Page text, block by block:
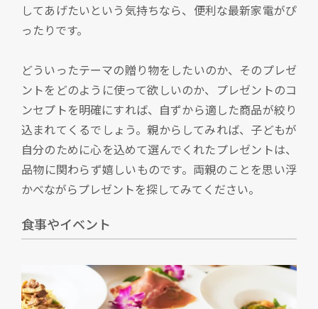
してあげたいという気持ちなら、便利な最新家電がぴ
ったりです。
どういったテーマの贈り物をしたいのか、そのプレゼ
ントをどのように使って欲しいのか、プレゼントのコ
ンセプトを明確にすれば、自ずから適した商品が絞り
込まれてくるでしょう。親からしてみれば、子どもが
自分のために心を込めて選んでくれたプレゼントは、
品物に関わらず嬉しいものです。両親のことを思い浮
かべながらプレゼントを探してみてください。
食事やイベント